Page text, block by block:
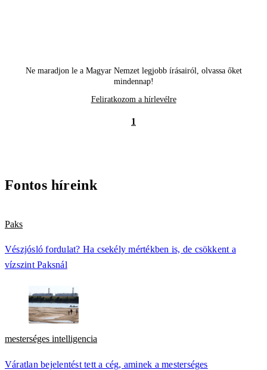
Ne maradjon le a Magyar Nemzet legjobb írásairól, olvassa őket
mindennap!
Feliratkozom a hírlevélre
1
Fontos híreink
Paks
Vészjósló fordulat? Ha csekély mértékben is, de csökkent a
vízszint Paksnál
mesterséges intelligencia
Váratlan bejelentést tett a cég, aminek a mesterséges